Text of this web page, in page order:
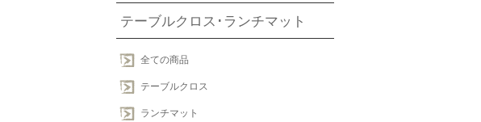
テーブルクロス･ランチマット
全ての商品
テーブルクロス
ランチマット